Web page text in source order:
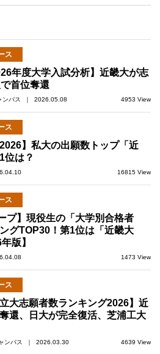
ス
年度大学入試分析】近畿大が志
首位奪還
ンパス ｜ 2026.05.08 4953 View
ス
2026】私大の出願数トップ「近
位は？
16815 View
ス
プ】現役生の「大学別合格者
グTOP30！第1位は「近畿大
版】
1473 View
ス
立大志願者数ランキング2026】近
還、日大が完全復活、芝浦工大
ンパス ｜ 2026.03.30 4639 View